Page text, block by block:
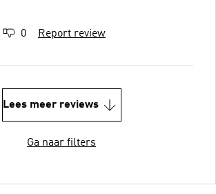
0 Report review
Lees meer reviews
Ga naar filters